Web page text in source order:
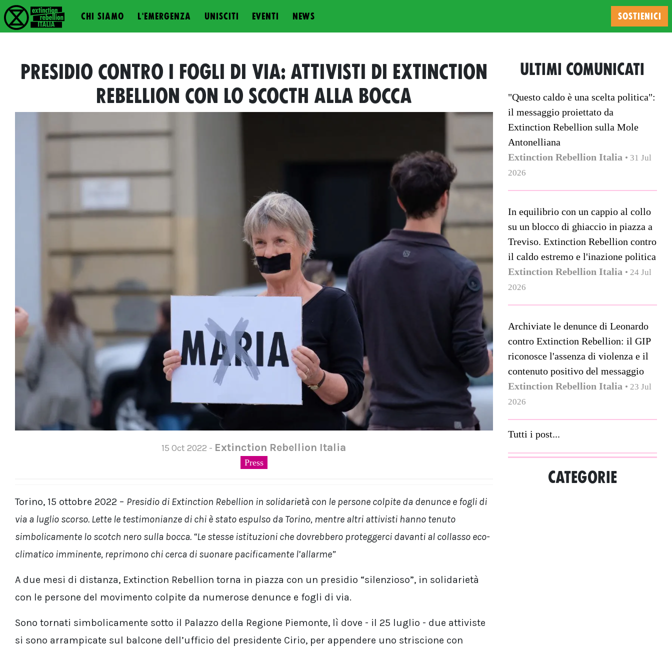
CHI SIAMO L'EMERGENZA UNISCITI EVENTI NEWS SOSTIENICI
PRESIDIO CONTRO I FOGLI DI VIA: ATTIVISTI DI EXTINCTION
REBELLION CON LO SCOCTH ALLA BOCCA
15 Oct 2022 - Extinction Rebellion Italia
Press
Torino, 15 ottobre 2022 – Presidio di Extinction Rebellion in solidarietà con le persone colpite da denunce e fogli di
via a luglio scorso. Lette le testimonianze di chi è stato espulso da Torino, mentre altri attivisti hanno tenuto
simbolicamente lo scotch nero sulla bocca. “Le stesse istituzioni che dovrebbero proteggerci davanti al collasso eco-
climatico imminente, reprimono chi cerca di suonare pacificamente l’allarme”
A due mesi di distanza, Extinction Rebellion torna in piazza con un presidio “silenzioso”, in solidarietà
con le persone del movimento colpite da numerose denunce e fogli di via.
Sono tornati simbolicamente sotto il Palazzo della Regione Piemonte, lì dove - il 25 luglio - due attiviste
si sono arrampicate sul balcone dell’ufficio del presidente Cirio, per appendere uno striscione con
ULTIMI COMUNICATI
"Questo caldo è una scelta politica":
il messaggio proiettato da
Extinction Rebellion sulla Mole
Antonelliana
Extinction Rebellion Italia • 31 Jul
2026
In equilibrio con un cappio al collo
su un blocco di ghiaccio in piazza a
Treviso. Extinction Rebellion contro
il caldo estremo e l'inazione politica
Extinction Rebellion Italia • 24 Jul
2026
Archiviate le denunce di Leonardo
contro Extinction Rebellion: il GIP
riconosce l'assenza di violenza e il
contenuto positivo del messaggio
Extinction Rebellion Italia • 23 Jul
2026
Tutti i post...
CATEGORIE